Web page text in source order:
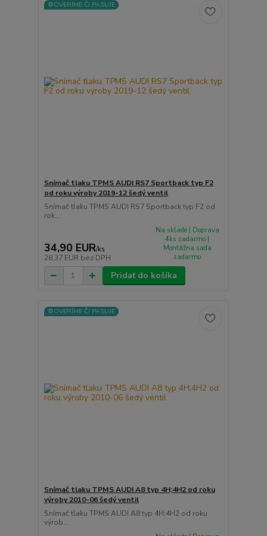
⚙️OVERÍME ČI PASUJE
Snímač tlaku TPMS AUDI RS7 Sportback typ F2
od roku výroby 2019-12 šedý ventil
Snímač tlaku TPMS AUDI RS7 Sportback typ F2 od
rok...
34,90 EUR/ks
28,37 EUR bez DPH
Na sklade | Doprava
4ks zadarmo |
Montážna sada
zadarmo
Pridať do košíka
⚙️OVERÍME ČI PASUJE
Snímač tlaku TPMS AUDI A8 typ 4H;4H2 od roku
výroby 2010-06 šedý ventil
Snímač tlaku TPMS AUDI A8 typ 4H;4H2 od roku
výrob...